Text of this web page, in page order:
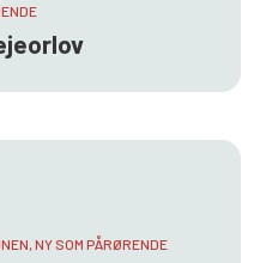
NY SOM PÅRØRENDE